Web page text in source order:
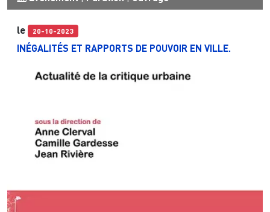
le 20-10-2023
INÉGALITÉS ET RAPPORTS DE POUVOIR EN VILLE.